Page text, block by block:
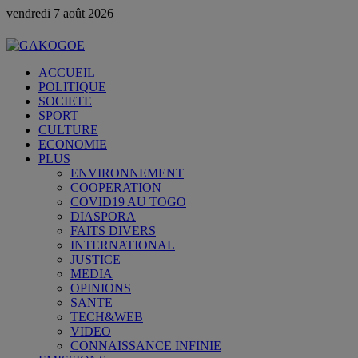
vendredi 7 août 2026
ACCUEIL
POLITIQUE
SOCIETE
SPORT
CULTURE
ECONOMIE
PLUS
ENVIRONNEMENT
COOPERATION
COVID19 AU TOGO
DIASPORA
FAITS DIVERS
INTERNATIONAL
JUSTICE
MEDIA
OPINIONS
SANTE
TECH&WEB
VIDEO
CONNAISSANCE INFINIE